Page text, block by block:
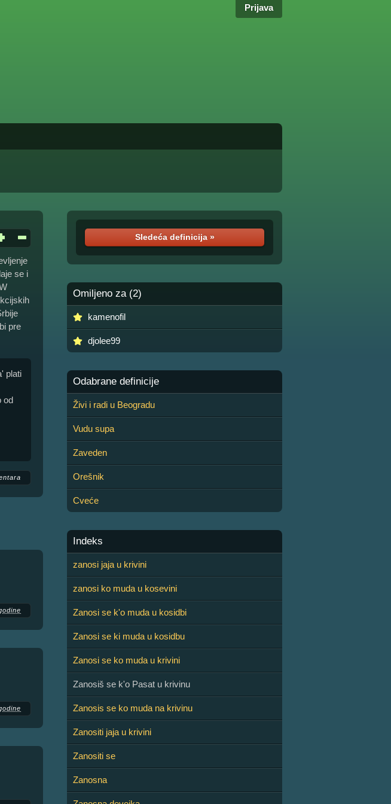
Prijava
se i
pre
plati
od
Sledeća definicija »
Omiljeno za (2)
kamenofil
djolee99
Odabrane definicije
Živi i radi u Beogradu
Vudu supa
Zaveden
Orešnik
Cveće
Indeks
zanosi jaja u krivini
zanosi ko muda u kosevini
Zanosi se k'o muda u kosidbi
Zanosi se ki muda u kosidbu
Zanosi se ko muda u krivini
Zanosiš se k'o Pasat u krivinu
Zanosis se ko muda na krivinu
Zanositi jaja u krivini
Zanositi se
Zanosna